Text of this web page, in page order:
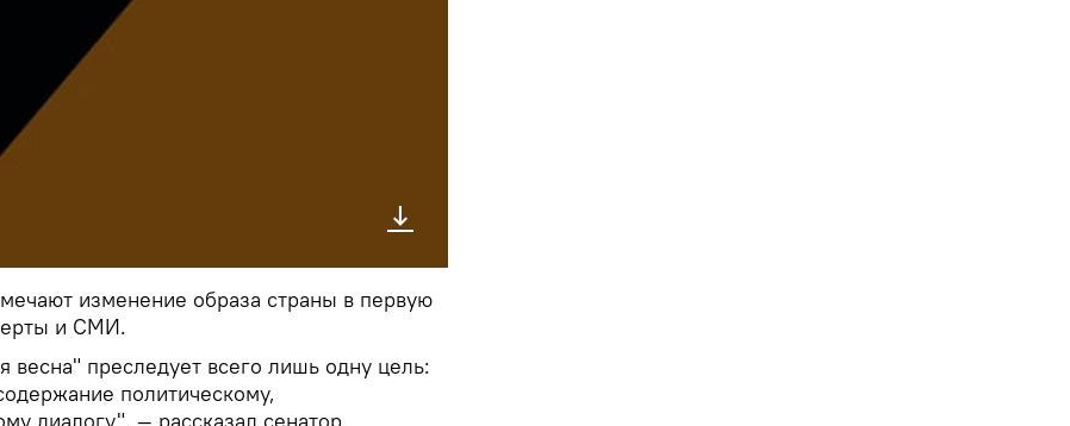
изменение образа страны в первую
и СМИ.
весна" преследует всего лишь одну цель:
политическому,